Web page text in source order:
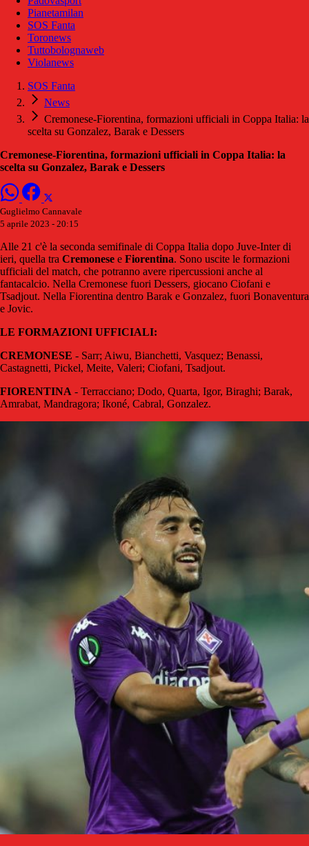
Pianetamilan
SOS Fanta
Toronews
Tuttobolognaweb
Violanews
SOS Fanta
News
Cremonese-Fiorentina, formazioni ufficiali in Coppa Italia: la
scelta su Gonzalez, Barak e Dessers
Cremonese-Fiorentina, formazioni ufficiali in Coppa Italia: la
scelta su Gonzalez, Barak e Dessers
Guglielmo Cannavale
5 aprile 2023 - 20:15
Alle 21 c'è la seconda semifinale di Coppa Italia dopo Juve-Inter di
ieri, quella tra Cremonese e Fiorentina. Sono uscite le formazioni
ufficiali del match, che potranno avere ripercussioni anche al
fantacalcio. Nella Cremonese fuori Dessers, giocano Ciofani e
Tsadjout. Nella Fiorentina dentro Barak e Gonzalez, fuori Bonaventura
e Jovic.
LE FORMAZIONI UFFICIALI:
CREMONESE - Sarr; Aiwu, Bianchetti, Vasquez; Benassi,
Castagnetti, Pickel, Meite, Valeri; Ciofani, Tsadjout.
FIORENTINA - Terracciano; Dodo, Quarta, Igor, Biraghi; Barak,
Amrabat, Mandragora; Ikoné, Cabral, Gonzalez.